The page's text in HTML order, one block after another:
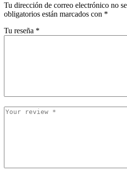
Tu dirección de correo electrónico no
obligatorios están marcados con *
Tu reseña *